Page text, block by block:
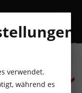
MO
10
verwendet.
während es